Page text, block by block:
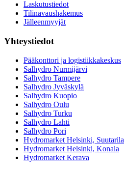
Laskutustiedot
Tilinavaushakemus
Jälleenmyyjät
Yhteystiedot
Pääkonttori ja logistiikkakeskus
Salhydro Nurmijärvi
Salhydro Tampere
Salhydro Jyväskylä
Salhydro Kuopio
Salhydro Oulu
Salhydro Turku
Salhydro Lahti
Salhydro Pori
Hydromarket Helsinki, Suutarila
Hydromarket Helsinki, Konala
Hydromarket Kerava